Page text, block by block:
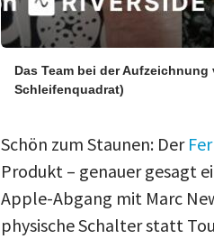
Das Team bei der
Schleifenquadrat)
Schön zum Staunen: Der
Produkt – genauer gesagt
Apple-Abgang mit Marc
physische Schalter statt